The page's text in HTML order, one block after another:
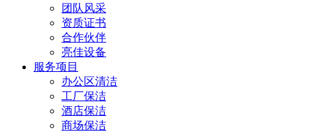
团队风采
资质证书
合作伙伴
亮佳设备
服务项目
办公区清洁
工厂保洁
酒店保洁
商场保洁